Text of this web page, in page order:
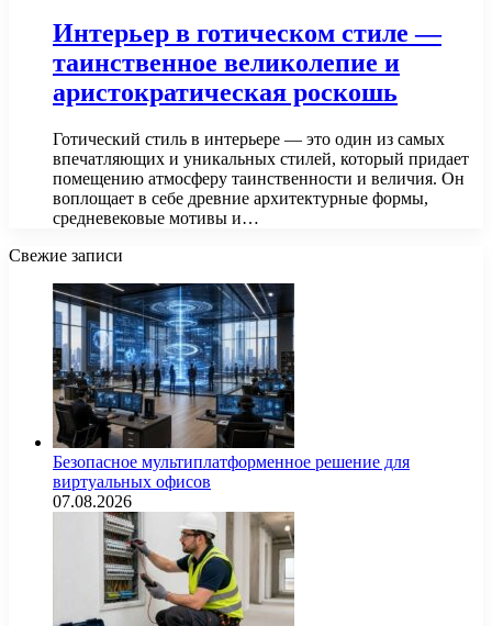
Интерьер в готическом стиле —
таинственное великолепие и
аристократическая роскошь
Готический стиль в интерьере — это один из самых
впечатляющих и уникальных стилей, который придает
помещению атмосферу таинственности и величия. Он
воплощает в себе древние архитектурные формы,
средневековые мотивы и…
Свежие записи
Безопасное мультиплатформенное решение для
виртуальных офисов
07.08.2026